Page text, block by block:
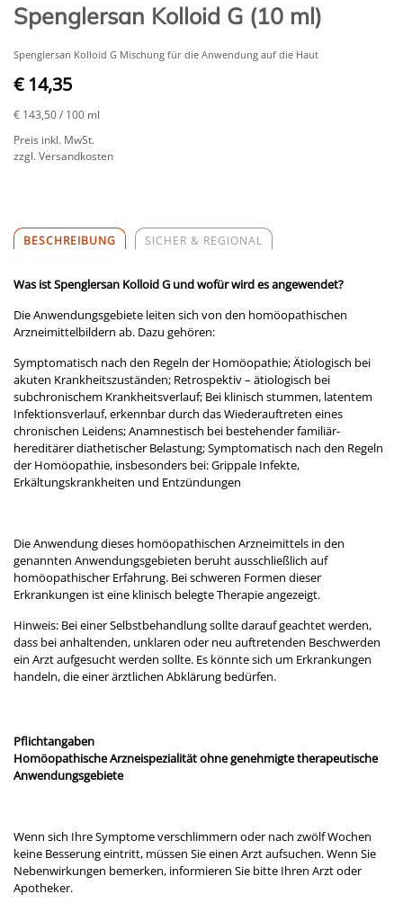
Spenglersan Kolloid G (10 ml)
Spenglersan Kolloid G Mischung für die Anwendung auf die Haut
€ 14,35
€ 143,50/ 100 ml
Preis inkl. MwSt.
zzgl. Versandkosten
BESCHREIBUNG SICHER & REGIONAL
Was ist Spenglersan Kolloid G und wofür wird es angewendet?
Die Anwendungsgebiete leiten sich von den homöopathischen
Arzneimittelbildern ab. Dazu gehören:
Symptomatisch nach den Regeln der Homöopathie; Ätiologisch bei
akuten Krankheitszuständen; Retrospektiv – ätiologisch bei
subchronischem Krankheitsverlauf; Bei klinisch stummen, latentem
Infektionsverlauf, erkennbar durch das Wiederauftreten eines
chronischen Leidens; Anamnestisch bei bestehender familiär-
hereditärer diathetischer Belastung; Symptomatisch nach den Regeln
der Homöopathie, insbesonders bei: Grippale Infekte,
Erkältungskrankheiten und Entzündungen
Die Anwendung dieses homöopathischen Arzneimittels in den
genannten Anwendungsgebieten beruht ausschließlich auf
homöopathischer Erfahrung. Bei schweren Formen dieser
Erkrankungen ist eine klinisch belegte Therapie angezeigt.
Hinweis: Bei einer Selbstbehandlung sollte darauf geachtet werden,
dass bei anhaltenden, unklaren oder neu auftretenden Beschwerden
ein Arzt aufgesucht werden sollte. Es könnte sich um Erkrankungen
handeln, die einer ärztlichen Abklärung bedürfen.
Pflichtangaben
Homöopathische Arzneispezialität ohne genehmigte therapeutische
Anwendungsgebiete
Wenn sich Ihre Symptome verschlimmern oder nach zwölf Wochen
keine Besserung eintritt, müssen Sie einen Arzt aufsuchen. Wenn Sie
Nebenwirkungen bemerken, informieren Sie bitte Ihren Arzt oder
Apotheker.